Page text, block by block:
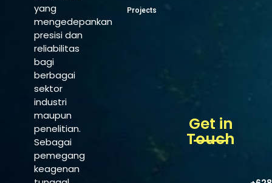
yang
mengedepankan
presisi dan
reliabilitas
bagi
berbagai
sektor
industri
maupun
penelitian.
Sebagai
pemegang
keagenan
Projects
Get in
Touch